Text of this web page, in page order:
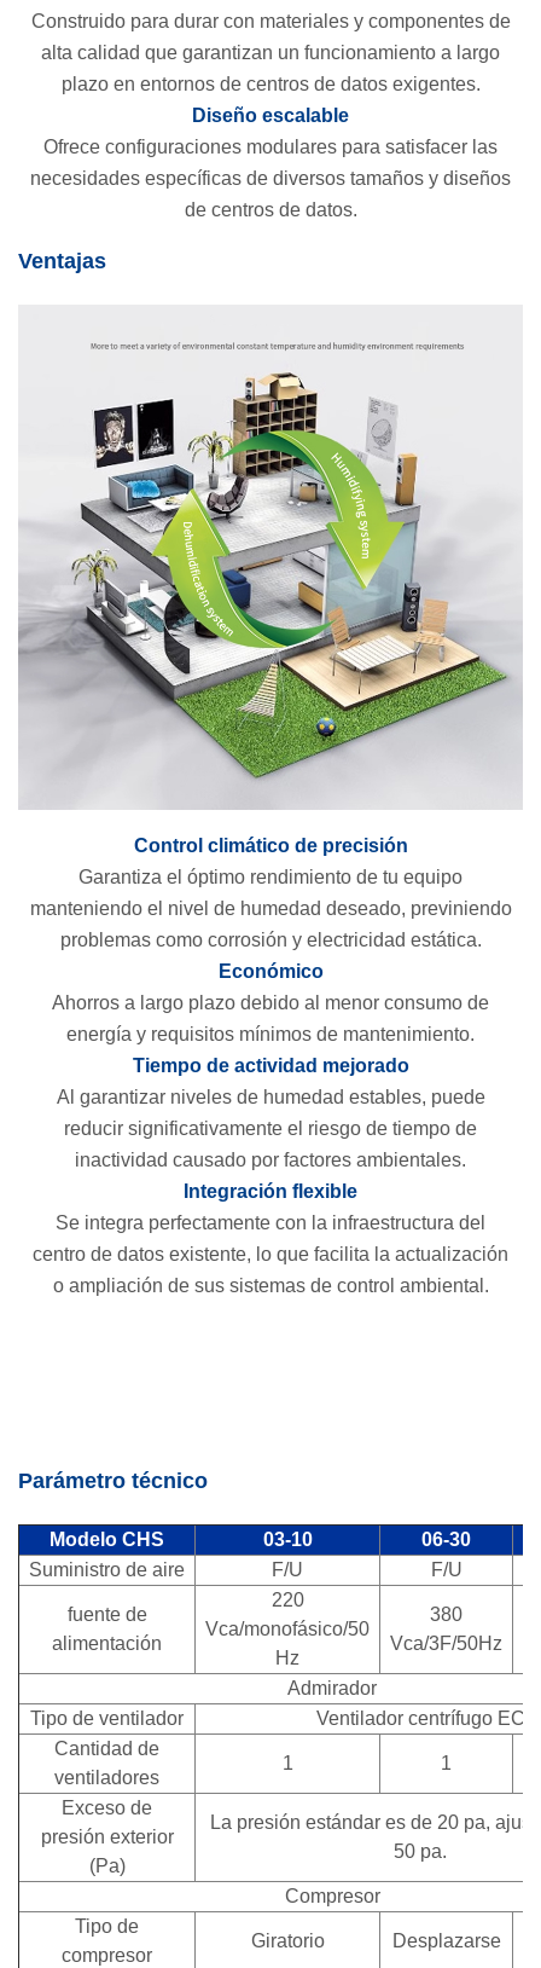
Construido para durar con materiales y componentes de
alta calidad que garantizan un funcionamiento a largo
plazo en entornos de centros de datos exigentes.
Diseño escalable
Ofrece configuraciones modulares para satisfacer las
necesidades específicas de diversos tamaños y diseños
de centros de datos.
Ventajas
Control climático de precisión
Garantiza el óptimo rendimiento de tu equipo
manteniendo el nivel de humedad deseado, previniendo
problemas como corrosión y electricidad estática.
Económico
Ahorros a largo plazo debido al menor consumo de
energía y requisitos mínimos de mantenimiento.
Tiempo de actividad mejorado
Al garantizar niveles de humedad estables, puede
reducir significativamente el riesgo de tiempo de
inactividad causado por factores ambientales.
Integración flexible
Se integra perfectamente con la infraestructura del
centro de datos existente, lo que facilita la actualización
o ampliación de sus sistemas de control ambiental.
Parámetro técnico
Modelo CHS 03-10
06-30
Suministro de aire
F/U F/U
fuente de
alimentación
220
Vca/monofásico/50
Hz
380
Vca/3F/50Hz
Admirador
Tipo de ventilador
Ventilador centrífugo EC
Cantidad de
ventiladores
1 1
Exceso de
presión exterior
(Pa)
La presión estándar es de 20 pa,
50 pa.
Compresor
Tipo de
compresor
Giratorio Desplazarse